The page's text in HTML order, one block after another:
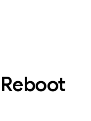
Reboot